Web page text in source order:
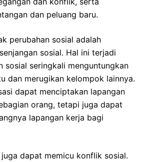
dan peluang baru.
perubahan sosial adalah
sosial. Hal ini terjadi
sosial seringkali menguntungkan
dan merugikan kelompok lainnya.
dapat menciptakan lapangan
orang, tetapi juga dapat
lapangan kerja bagi
juga dapat memicu konflik sosial.